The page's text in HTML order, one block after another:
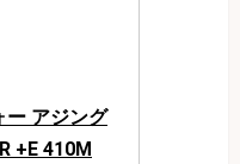
ー アジング
+E 410M